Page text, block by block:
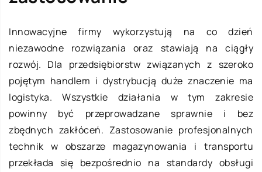
Innowacyjne firmy wykorzystują na co dzień
niezawodne rozwiązania oraz stawiają na ciągły
rozwój. Dla przedsiębiorstw związanych z szeroko
pojętym handlem i dystrybucją duże znaczenie ma
logistyka. Wszystkie działania w tym zakresie
powinny być przeprowadzane sprawnie i bez
zbędnych zakłóceń. Zastosowanie profesjonalnych
technik w obszarze magazynowania i transportu
przekłada się bezpośrednio na standardy obsługi